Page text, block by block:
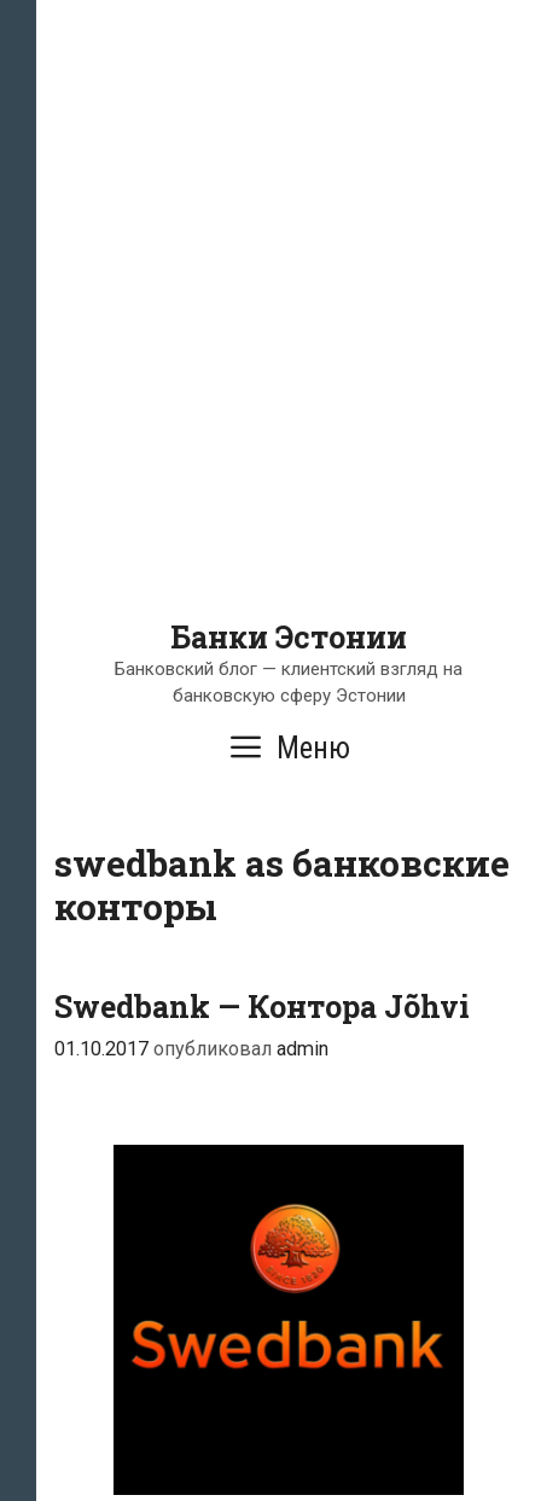
Банки Эстонии
Банковский блог — клиентский взгляд на
банковскую сферу Эстонии
Меню
swedbank as банковские
конторы
Swedbank — Контора Jõhvi
01.10.2017 опубликовал admin